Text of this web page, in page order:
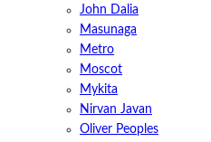
John Dalia
Masunaga
Metro
Moscot
Mykita
Nirvan Javan
Oliver Peoples